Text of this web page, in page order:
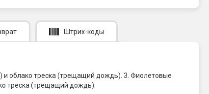
Штрих-коды
облако треска (трещащий дождь). 3. Фиолетовые
треска (трещащий дождь).